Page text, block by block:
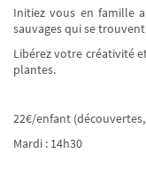
Initiez vous en famille
sauvages qui se
Libérez votre créativité
plantes.
22€/enfant
Mardi : 14h30